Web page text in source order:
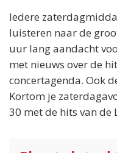
Iedere
luisteren naar de
uur lang aandacht
met nieuws over de
concertagenda. Ook
Kortom je
30 met de hits van de